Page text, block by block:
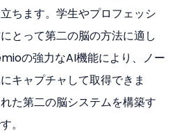
ちます。学生やプロフェッシ
とって第二の脳の方法に適し
の強力なAI機能により、ノー
キャプチャして取得できま
た第二の脳システムを構築す
。